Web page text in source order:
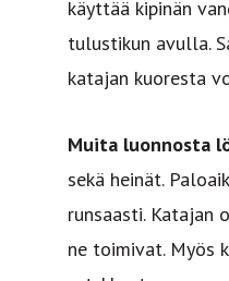
käyttää kipinän
tulustikun avulla.
katajan kuoresta
Muita luonnosta
sekä heinät.
runsaasti. Katajan
ne toimivat. Myös